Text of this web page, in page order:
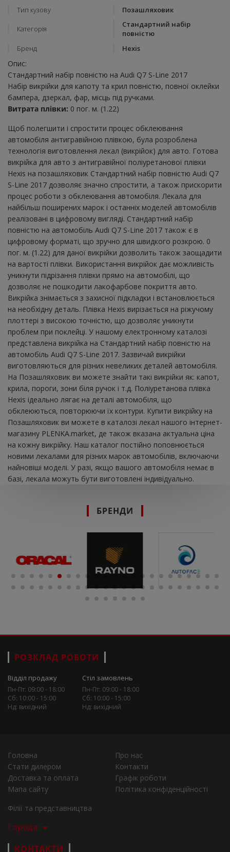
Тип кузову
Позашляховик
Категорія
Стандартний набір
повністю
Бренд
Hexis
Опис:
Стандартний набір повністю на Audi Q7 S-Line 2017
Набір викрійки для капоту та крил повністю, повної оклейки
бампера, дзеркал, фар, місць під ручками.
Витрата плівки: 0 пог. м. (1.22)
Щоб полегшити і спростити процес обклеювання
автомобіля антигравійною плівкою, була розроблена
технологія виготовлення лекал (викрійок) для авто. Готова
викрійка для авто з антигравійної поліуретанової плівки
Hexis на позашляховик Стандартний набір повністю Audi Q7
S-Line 2017 дозволяє значно спростити, а також прискорити
процес роботи з обклеювання автомобіля. Лекала для
найбільш поширених марок і останніх моделей автомобілів
реалізовані в цифровому вигляді. Стандартний набір
повністю на автомобіль Audi Q7 S-Line 2017 також є в
цифровому форматі, що зручно для швидкого розкрою. 0
пог. м. (1.22) для даної викрійки дозволить також заощадити
на вартості плівки. Використання викрійок дає можливість
уникнути підрізання плівки прямо на автомобілі, що
дозволяє не пошкодити лакофарбове покриття авто.
Викрійка знімається з захисної підкладки і встановлюється
на необхідну деталь. Плівка Hexis вирізається на ріжучому
плоттері з високою точністю, що дозволяє уникнути
проблем при поклейці. У нашому електронному каталозі
представлена ​​викрійка на Стандартний набір повністю на
автомобіль Audi Q7 S-Line 2017. Зазвичай викрійки
виготовляються для різних невеликих деталей автомобіля.
На Позашляховик ви можете знайти такі викрійки як: капот,
крила, пороги, зони біля ручок і т.д. Поліуретанова плівка
Hexis ідеально лягає на деталі автомобіля, що
обклеюються, повторюючи їх контури. Купити викрійку на
Позашляховик ви можете в каталозі лекал нашого інтернет-
магазину PLENKA.market, де також вказана актуальна ціна
на кожну викрійку. Наш каталог постійно поповнюється
новими лекалами для різних марок автомобілів, включаючи
найновіші моделі. У разі, якщо вашого автомобіля немає в
базі, лекала можуть бути виготовлені індивідуально.
БРЕНДИ
РОЗКЛАД РОБОТИ
Відділ продажу
Пн-Пт: 09:00 - 18:00
Сб: 10:00 - 15:00
Нд: вихідний
Стіл замовлень
Пн-Пт: 09:00 - 18:00
Сб: 10:00 - 15:00
Нд: вихідний
Головна
Про нас
Стати дилером
Контакти
Доставка та оплата
Графік роботи
Мапа сайту
Політика конфіденційності
Філії та представництва
Города
КОНТАКТИ